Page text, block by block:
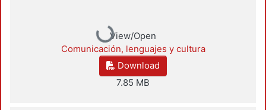
Loading...View/Open
Comunicación, lenguajes y cultura
Download
7.85 MB